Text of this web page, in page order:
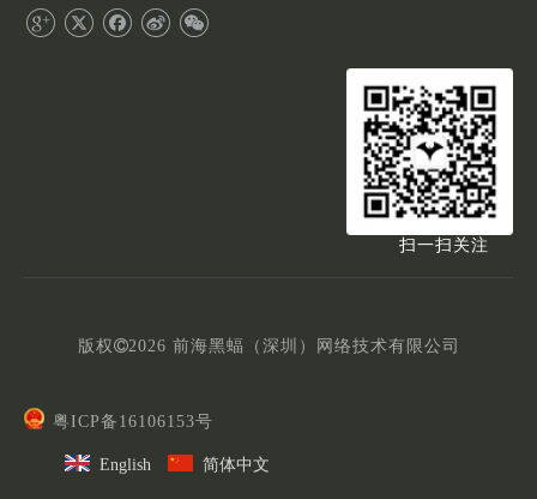
扫一扫关注
版权2026 前海黑蝠（深圳）网络技术有限公司
粤ICP备16106153号
English 简体中文